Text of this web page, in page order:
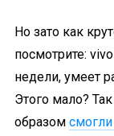
Но зато как
посмотрите:
недели, умеет
Этого мало?
образом